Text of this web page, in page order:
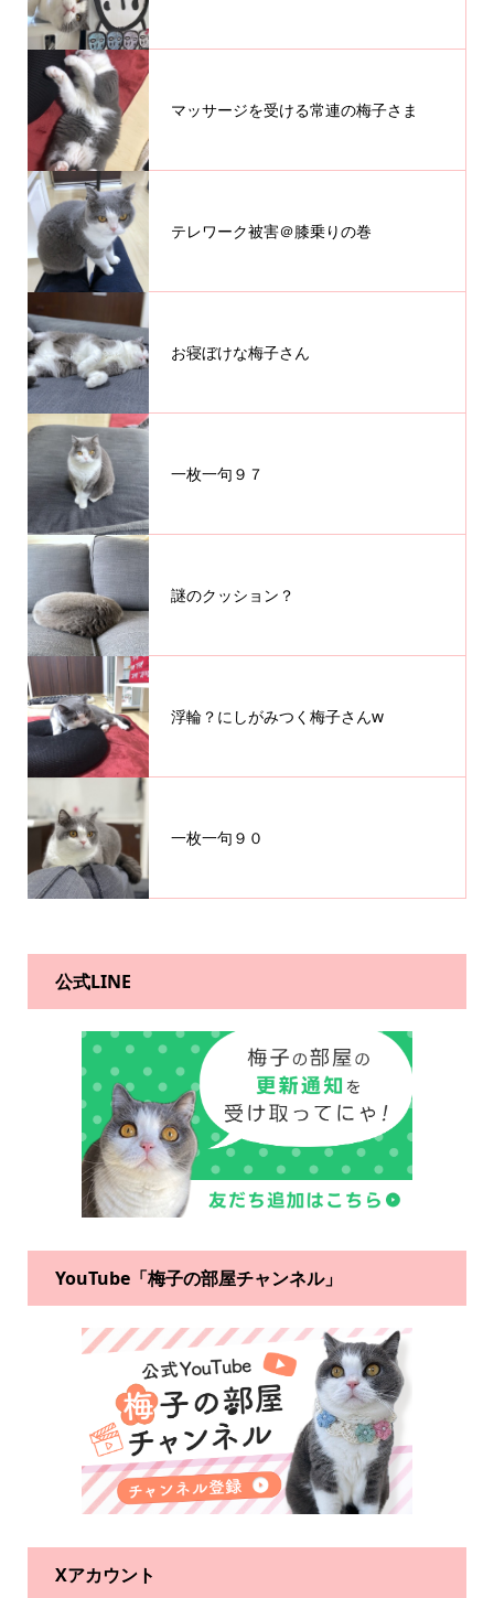
マッサージを受ける常連の梅子さま
テレワーク被害＠膝乗りの巻
お寝ぼけな梅子さん
一枚一句９７
謎のクッション？
浮輪？にしがみつく梅子さんw
一枚一句９０
公式LINE
YouTube「梅子の部屋チャンネル」
Xアカウント